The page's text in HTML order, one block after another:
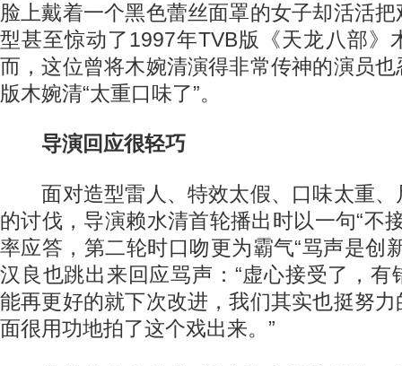
脸上戴着一个黑色蕾丝面罩的女子却活活
型甚至惊动了1997年TVB版《天龙八部》
而，这位曾将木婉清演得非常传神的演员
版木婉清“太重口味了”。
导演回应很轻巧
面对造型雷人、特效太假、口味太重、
的讨伐，导演赖水清首轮播出时以一句“不
率应答，第二轮时口吻更为霸气“骂声是创
汉良也跳出来回应骂声：“虚心接受了，有
能再更好的就下次改进，我们其实也挺努
面很用功地拍了这个戏出来。”